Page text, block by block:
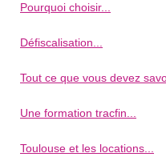
Pourquoi choisir...
Défiscalisation...
Tout ce que vous devez
Une formation tracfin...
Toulouse et les locations...